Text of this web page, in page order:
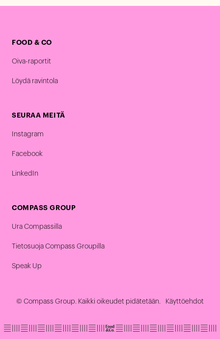
FOOD & CO
Oiva-raportit
Löydä ravintola
SEURAA MEITÄ
Instagram
Facebook
LinkedIn
COMPASS GROUP
Ura Compassilla
Tietosuoja Compass Groupilla
Speak Up
© Compass Group. Kaikki oikeudet pidätetään. Käyttöehdot